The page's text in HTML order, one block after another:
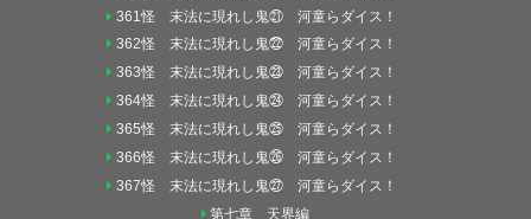
361怪 末法に現れし鬼㉑ 河童らダイス！
362怪 末法に現れし鬼㉒ 河童らダイス！
363怪 末法に現れし鬼㉓ 河童らダイス！
364怪 末法に現れし鬼㉔ 河童らダイス！
365怪 末法に現れし鬼㉕ 河童らダイス！
366怪 末法に現れし鬼㉖ 河童らダイス！
367怪 末法に現れし鬼㉗ 河童らダイス！
第七章 天界編